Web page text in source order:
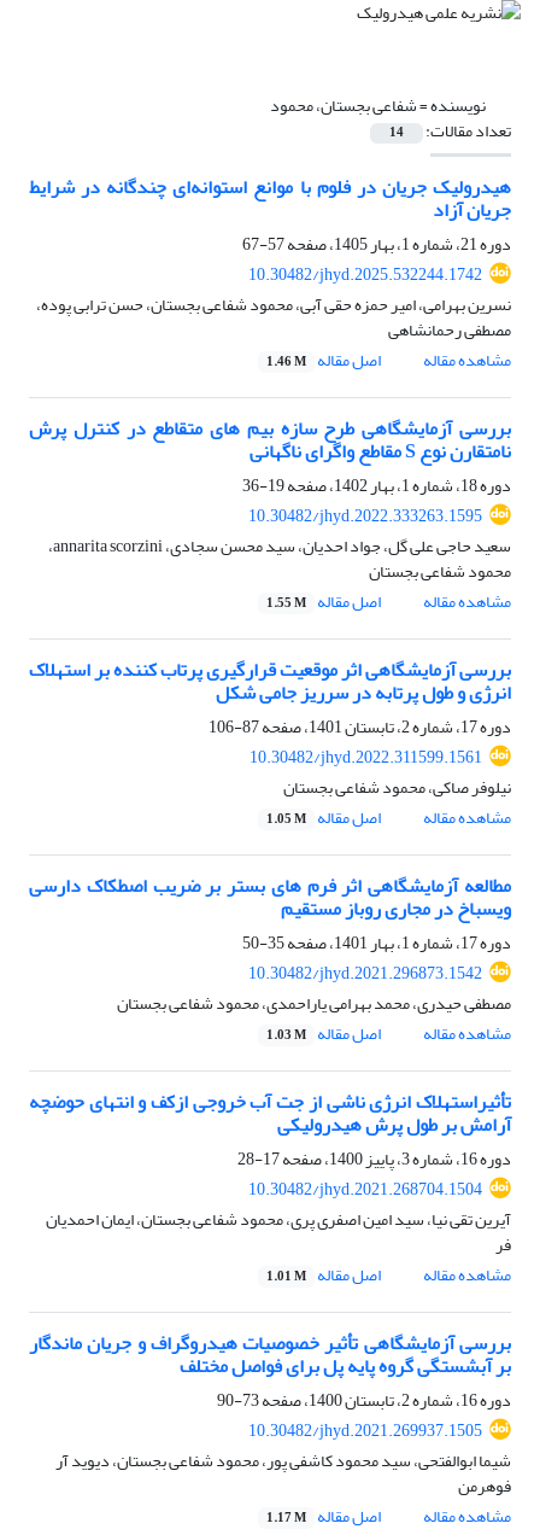
نویسنده =شفاعی بجستان، محمود
تعداد مقالات: 14
هیدرولیک جریان در فلوم با موانع استوانه‌ای چندگانه در شرایط
جریان آزاد
دوره 21، شماره 1، بهار 1405، صفحه
57-67
10.30482/jhyd.2025.532244.1742
نسرین بهرامی، امیر حمزه حقی آبی، محمود شفاعی بجستان، حسن ترابی پوده،
مصطفی رحمانشاهی
مشاهده مقاله
اصل مقاله 1.46 M
بررسی آزمایشگاهی طرح سازه بیم های متقاطع در کنترل پرش
نامتقارن نوع S مقاطع واگرای ناگهانی
دوره 18، شماره 1، بهار 1402، صفحه
19-36
10.30482/jhyd.2022.333263.1595
سعید حاجی علی گل، جواد احدیان، سید محسن سجادی، annarita scorzini،
محمود شفاعی بجستان
مشاهده مقاله
اصل مقاله 1.55 M
بررسی آزمایشگاهی اثر موقعیت قرارگیری پرتاب کننده بر استهلاک
انرژی و طول پرتابه در سرریز جامی شکل
دوره 17، شماره 2، تابستان 1401، صفحه
87-106
10.30482/jhyd.2022.311599.1561
نیلوفر صاکی، محمود شفاعی بجستان
مشاهده مقاله
اصل مقاله 1.05 M
مطالعه آزمایشگاهی اثر فرم های بستر بر ضریب اصطکاک دارسی
ویسباخ در مجاری روباز مستقیم
دوره 17، شماره 1، بهار 1401، صفحه
35-50
10.30482/jhyd.2021.296873.1542
مصطفی حیدری، محمد بهرامی یاراحمدی، محمود شفاعی بجستان
مشاهده مقاله
اصل مقاله 1.03 M
تأثیراستهلاک انرژی ناشی از جت آب خروجی ازکف و انتهای حوضچه
آرامش بر طول پرش هیدرولیکی
دوره 16، شماره 3، پاییز 1400، صفحه
17-28
10.30482/jhyd.2021.268704.1504
آیرین تقی نیا، سید امین اصفری پری، محمود شفاعی بجستان، ایمان احمدیان
فر
مشاهده مقاله
اصل مقاله 1.01 M
بررسی آزمایشگاهی تأثیر خصوصیات هیدروگراف و جریان ماندگار
بر آبشستگی گروه پایه پل برای فواصل مختلف
دوره 16، شماره 2، تابستان 1400، صفحه
73-90
10.30482/jhyd.2021.269937.1505
شیما ابوالفتحی، سید محمود کاشفی پور، محمود شفاعی بجستان، دیوید آر
فوهرمن
مشاهده مقاله
اصل مقاله 1.17 M